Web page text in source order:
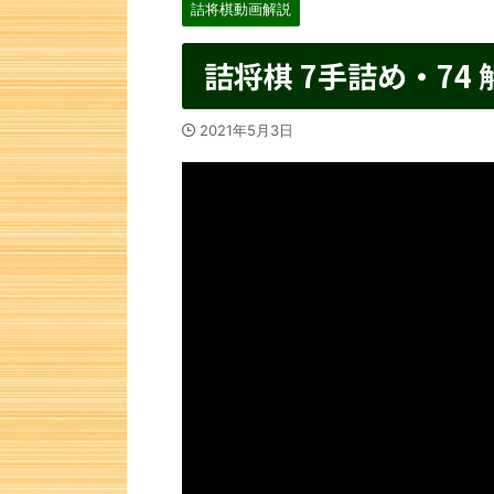
詰将棋動画解説
詰将棋 7手詰め・74
2021年5月3日